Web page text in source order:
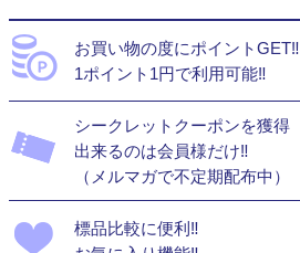
お買い物の度にポイントGET‼
1ポイント1円で利用可能‼
シークレットクーポンを獲得
出来るのは会員様だけ‼
（メルマガで不定期配布中）
標品比較に便利‼